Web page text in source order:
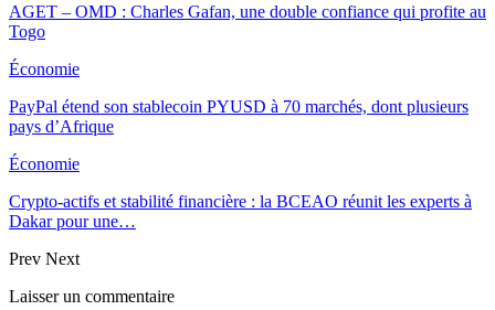
AGET – OMD : Charles Gafan, une double confiance qui profite au
Togo
Économie
PayPal étend son stablecoin PYUSD à 70 marchés, dont plusieurs
pays d’Afrique
Économie
Crypto-actifs et stabilité financière : la BCEAO réunit les experts à
Dakar pour une…
Prev Next
Laisser un commentaire